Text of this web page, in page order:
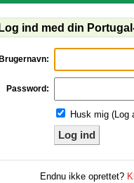
ind med din
Brugernavn:
Password:
Husk mig (Log
Log ind
Endnu ikke oprettet?